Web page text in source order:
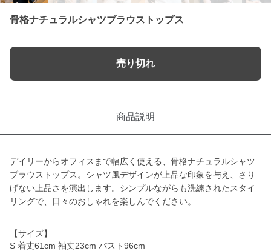
骨格ナチュラルシャツブラウストップス
売り切れ
商品説明
デイリーからオフィスまで幅広く使える、骨格ナチュラルシャツ
ブラウストップス。シャツ風デザインが上品な印象を与え、さり
げない上品さを演出します。シンプルながらも洗練されたスタイ
リングで、日々のおしゃれを楽しんでください。
【サイズ】
S 着丈61cm 袖丈23cm バスト96cm